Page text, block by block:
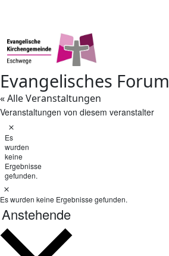
Evangelisches Forum
« Alle Veranstaltungen
Veranstaltungen von diesem veranstalter
Hinweis
Es
wurden
keine
Ergebnisse
gefunden.
Es wurden keine Ergebnisse gefunden.
Anstehende